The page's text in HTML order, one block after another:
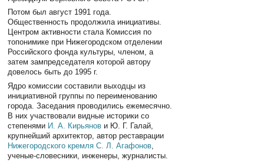
Потом был август 1991 года.
Общественность продолжила инициативы.
Центром активности стала Комиссия по
топонимике при Нижегородском отделении
Российского фонда культуры, членом, а
затем зампредседателя которой автору
довелось быть до 1995 г.
Ядро комиссии составили выходцы из
инициативной группы по переименованию
города. Заседания проводились ежемесячно.
В них участвовали видные историки со
степенями И. А. Кирьянов и Ю. Г. Галай,
крупнейший архитектор, автор реставрации
Нижегородского кремля С. Л. Агафонов
ученые-словесники, инженеры, журналисты.